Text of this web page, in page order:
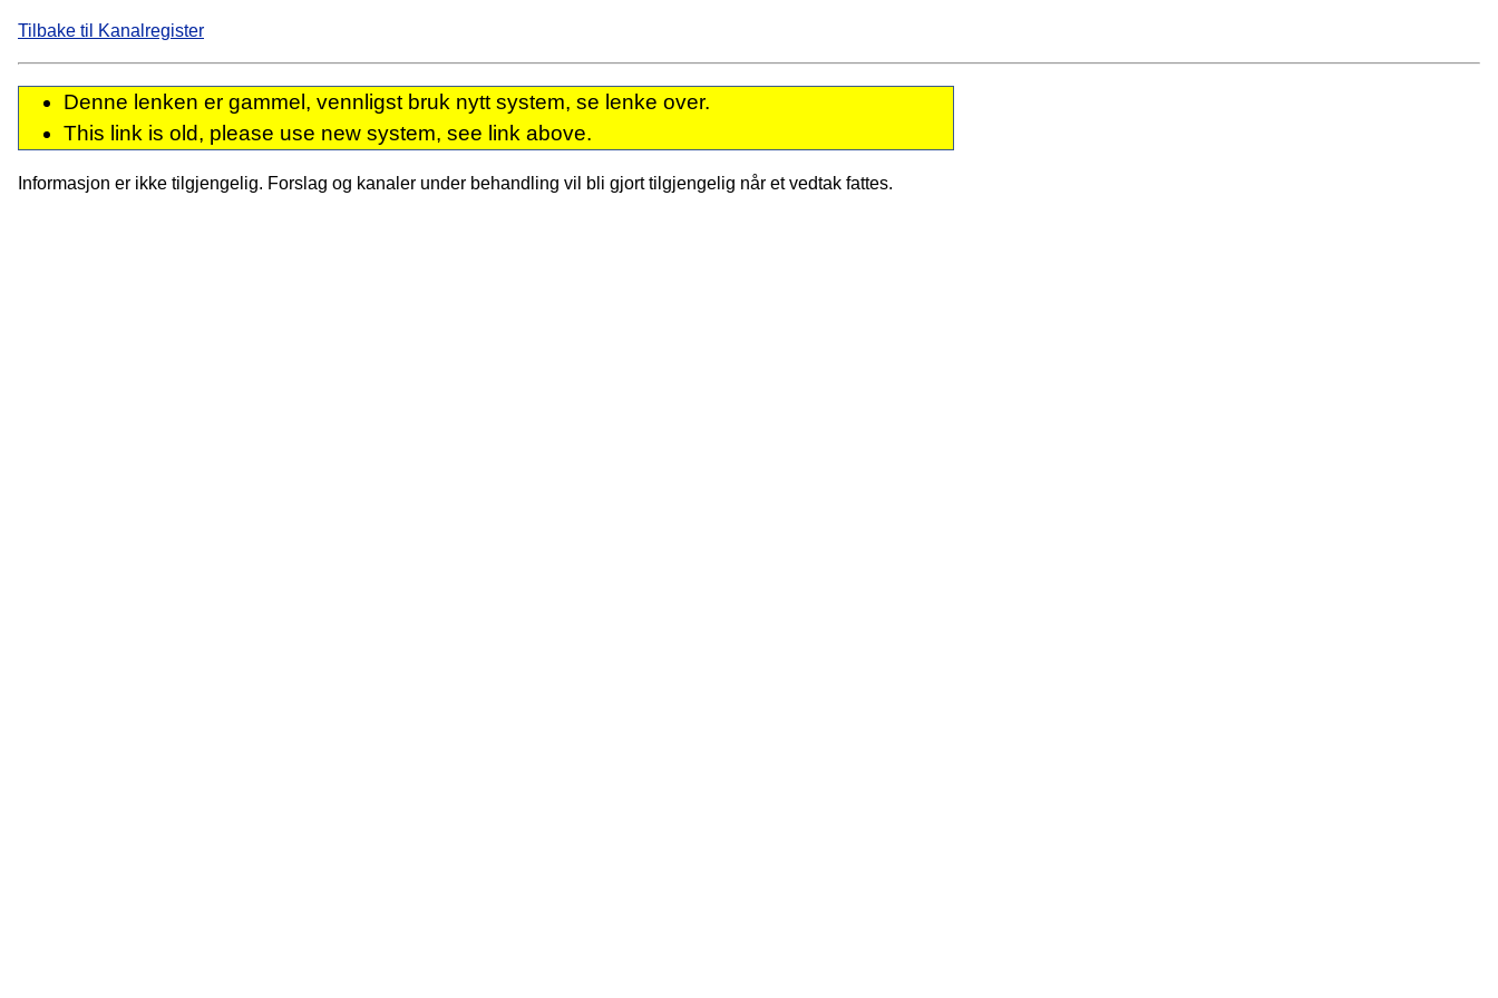
Tilbake til Kanalregister
Denne lenken er gammel, vennligst bruk nytt system, se lenke over.
This link is old, please use new system, see link above.
Informasjon er ikke tilgjengelig. Forslag og kanaler under behandling vil bli gjort tilgjengelig når et vedtak fattes.